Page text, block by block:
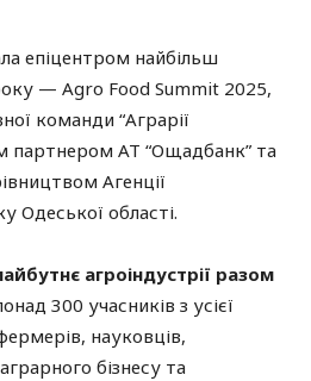
епіцентром найбільш
— Agro Food Summit 2025,
команди “Аграрії
партнером АТ “Ощадбанк” та
Агенції
Одеської області.
агроіндустрії разом
300 учасників з усієї
науковців,
бізнесу та